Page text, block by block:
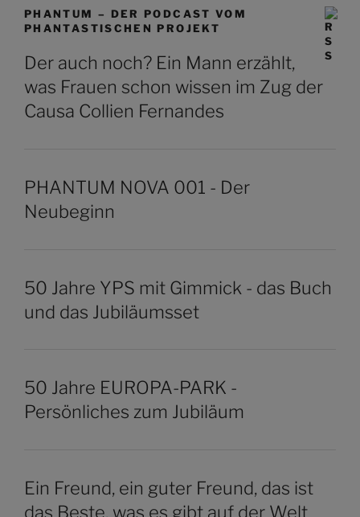
PHANTUM – DER PODCAST VOM
PHANTASTISCHEN PROJEKT
Der auch noch? Ein Mann erzählt,
was Frauen schon wissen im Zug der
Causa Collien Fernandes
PHANTUM NOVA 001 - Der
Neubeginn
50 Jahre YPS mit Gimmick - das Buch
und das Jubiläumsset
50 Jahre EUROPA-PARK -
Persönliches zum Jubiläum
Ein Freund, ein guter Freund, das ist
das Beste, was es gibt auf der Welt